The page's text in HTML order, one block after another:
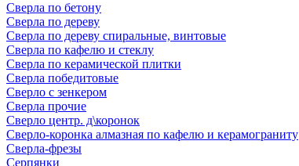
Сверла по бетону
Сверла по дереву
Сверла по дереву спиральные, винтовые
Сверла по кафелю и стеклу
Сверла по керамической плитки
Сверла победитовые
Сверло с зенкером
Сверла прочие
Сверло центр. д\коронок
Сверло-коронка алмазная по кафелю и керамограниту
Сверла-фрезы
Серпянки